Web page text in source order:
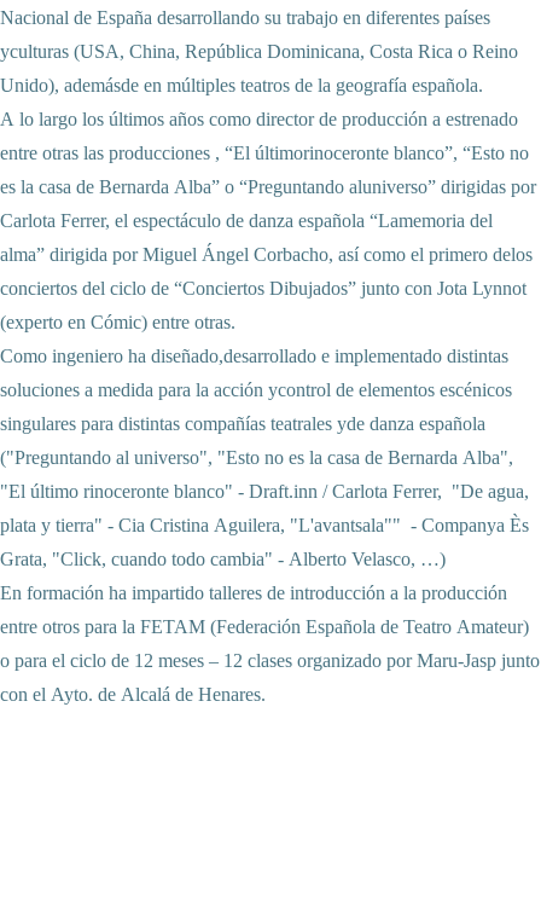
Nacional de España desarrollando su trabajo en diferentes países
yculturas (USA, China, República Dominicana, Costa Rica o Reino
Unido), ademásde en múltiples teatros de la geografía española.
A lo largo los últimos años como director de producción a estrenado
entre otras las producciones , “El últimorinoceronte blanco”, “Esto no
es la casa de Bernarda Alba” o “Preguntando aluniverso” dirigidas por
Carlota Ferrer, el espectáculo de danza española “Lamemoria del
alma” dirigida por Miguel Ángel Corbacho, así como el primero delos
conciertos del ciclo de “Conciertos Dibujados” junto con Jota Lynnot
(experto en Cómic) entre otras.
Como ingeniero ha diseñado,desarrollado e implementado distintas
soluciones a medida para la acción ycontrol de elementos escénicos
singulares para distintas compañías teatrales yde danza española
("Preguntando al universo", "Esto no es la casa de Bernarda Alba",
"El último rinoceronte blanco" - Draft.inn / Carlota Ferrer,  "De agua,
plata y tierra" - Cia Cristina Aguilera, "L'avantsala""  - Companya Ès
Grata, "Click, cuando todo cambia" - Alberto Velasco, …)
En formación ha impartido talleres de introducción a la producción
entre otros para la FETAM (Federación Española de Teatro Amateur)
o para el ciclo de 12 meses – 12 clases organizado por Maru-Jasp junto